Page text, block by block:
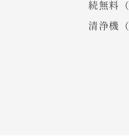
続無料
清浄機